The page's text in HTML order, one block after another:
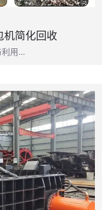
机简化回收
利用…